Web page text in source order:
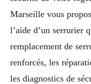
Marseille vous
l’aide d’un serrurier
remplacement de
renforcés, les
les diagnostics de